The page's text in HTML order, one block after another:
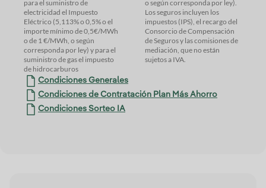
para el suministro de
electricidad el Impuesto
Eléctrico (5,113% o 0,5% o el
importe mínimo de 0,5€/MWh
o de 1 €/MWh, o según
corresponda por ley) y para el
suministro de gas el impuesto
de hidrocarburos
o según corresponda por ley).
Los seguros incluyen los
impuestos (IPS), el recargo del
Consorcio de Compensación
de Seguros y las comisiones de
mediación, que no están
sujetos a IVA.
Condiciones Generales
Condiciones de Contratación Plan Más Ahorro
Condiciones Sorteo IA